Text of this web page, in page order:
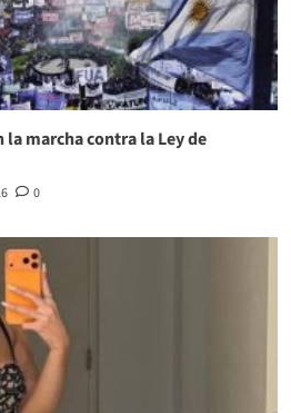
marcha contra la Ley de
0